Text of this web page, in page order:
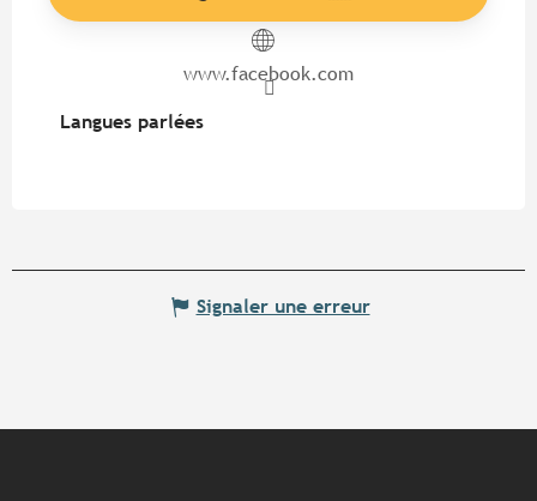
www.facebook.com
Langues parlées
Langues parlées
Signaler une erreur